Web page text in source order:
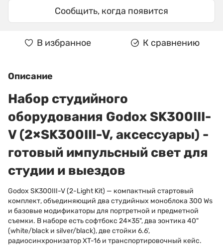
Сообщить, когда появится
В избранное К сравнению
Описание
Набор студийного
оборудования Godox SK300III-
V (2×SK300III-V, аксессуары) -
готовый импульсный свет для
студии и выездов
Godox SK300III-V (2-Light Kit) — компактный стартовый
комплект, объединяющий два студийных моноблока 300 Ws
и базовые модификаторы для портретной и предметной
съемки. В наборе есть софтбокс 24×35", два зонтика 40"
(white/black и silver/black), две стойки 6.6',
радиосинхронизатор XT-16 и транспортировочный кейс.